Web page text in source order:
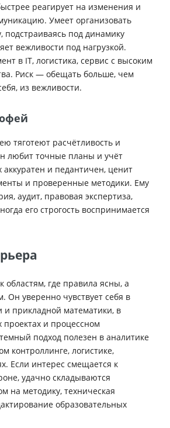
реагирует на изменения и
Умеет организовать
подстраиваясь под динамику
вежливости под нагрузкой.
в IT, логистика, сервис с высоким
Риск — обещать больше, чем
из вежливости.
тяготеют расчётливость и
любит точные планы и учёт
аккуратен и педантичен, ценит
и проверенные методики. Ему
аудит, правовая экспертиза,
его строгость воспринимается
областям, где правила ясны, а
Он уверенно чувствует себя в
прикладной математики, в
проектах и процессном
подход полезен в аналитике
контроллинге, логистике,
Если интерес смещается к
удачно складываются
на методику, техническая
образовательных